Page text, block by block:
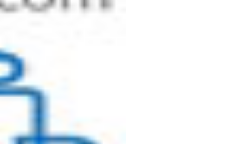
济南普瑞特石油装备有限公司
Krohne流量计-科隆流量计-原装进口
苏州倾佳电子有限公司
优瑞达电子科技有限公司